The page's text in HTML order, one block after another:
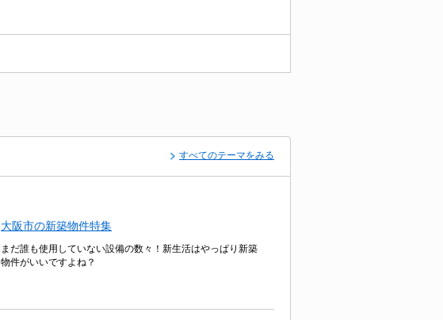
すべてのテーマをみる
大阪市の新築物件特集
まだ誰も使用していない設備の数々！新生活はやっぱり新築
物件がいいですよね？